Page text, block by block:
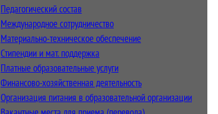
Педагогический состав
Международное сотрудничество
Материально-техническое обеспечение
Стипендии и мат. поддержка
Платные образовательные услуги
Финансово-хозяйственная деятельность
Организация питания в образовательной организации